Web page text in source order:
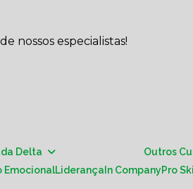
nossos especialistas!
Delta
Emocional Liderança
Outros
In Company
Pro